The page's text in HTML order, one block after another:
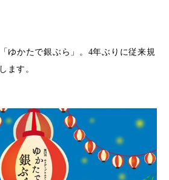
ゆかたで銀ぶら」。4年ぶりに従来規
ます。